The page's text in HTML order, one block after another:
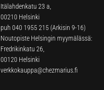
Itälahdenkatu 23 a,
00210 Helsinki
puh 040 1955 215 (Arkisin 9-16)
Noutopiste Helsingin myymälässä:
Fredrikinkatu 26,
00120 Helsinki
verkkokauppa@chezmarius.fi